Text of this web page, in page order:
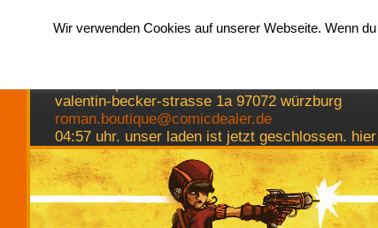
valentin-becker-strasse 1a 97072 würzburg
roman.boutique@comicdealer.de
04:57 uhr. unser laden ist jetzt geschlossen.
Wir verwenden Cookies auf unserer Webseite. Wenn